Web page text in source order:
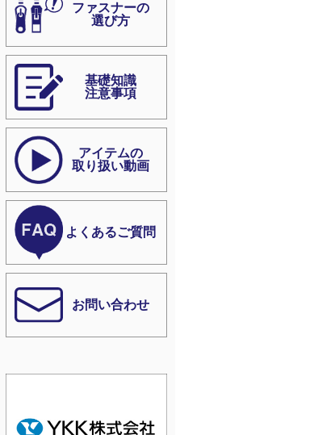
ファスナーの
選び方
基礎知識
注意事項
アイテムの
取り扱い動画
よくあるご質問
お問い合わせ